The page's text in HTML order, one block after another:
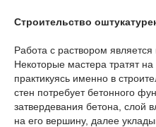
Строительство
Работа с раствором является
Некоторые мастера тратят
практикуясь именно в
стен потребует бетонного
затвердевания бетона, слой
на его вершину, далее